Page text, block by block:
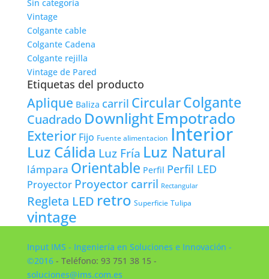
Sin categoría
Vintage
Colgante cable
Colgante Cadena
Colgante rejilla
Vintage de Pared
Etiquetas del producto
Aplique Baliza carril CircularColgante
Cuadrado DownlightEmpotrado
Exterior Fijo Fuente alimentacion Interior
Luz Cálida Luz Fría Luz Natural
lámpara Orientable Perfil Perfil LED
Proyector Proyector carril Rectangular
Regleta LED retro Superficie Tulipa
vintage
Input IMS - Ingeniería en Soluciones e Innovación -
©2016- Teléfono: 93 751 38 15 -
soluciones@ims.com.es